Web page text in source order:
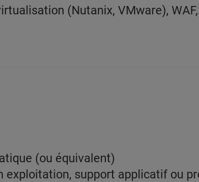
(Nutanix, VMware), WAF,
(ou équivalent)
exploitation, support applicatif ou